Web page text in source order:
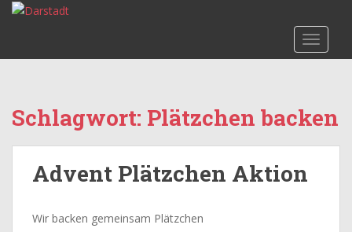
p
Schlagwort: Plätzchen backen
Advent Plätzchen Aktion
Wir backen gemeinsam Plätzchen